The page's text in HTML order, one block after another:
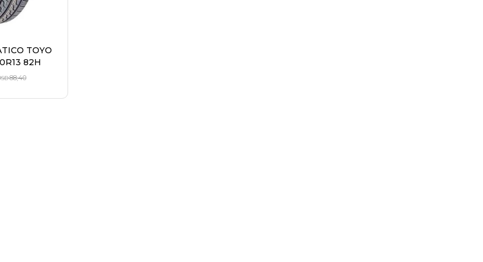
TOYO
82H
88,40